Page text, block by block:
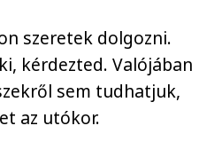
szeretek dolgozni.
kérdezted. Valójában
sem tudhatjuk,
az utókor.